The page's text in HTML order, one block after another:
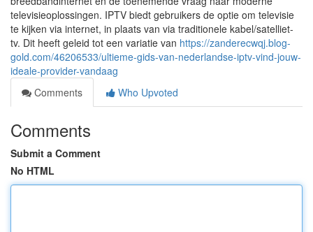
televisieoplossingen. IPTV biedt gebruikers de optie om televisie
te kijken via internet, in plaats van via traditionele kabel/satelliet-
tv. Dit heeft geleid tot een variatie van https://zanderecwqj.blog-
gold.com/46206533/ultieme-gids-van-nederlandse-iptv-vind-jouw-
ideale-provider-vandaag
Comments
Who Upvoted
Comments
Submit a Comment
No HTML